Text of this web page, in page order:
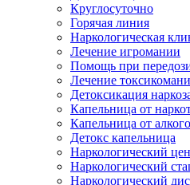
Круглосуточно
Горячая линия
Наркологическая
Лечение игромании
Помощь при
Лечение
Детоксикация
Капельница от
Капельница от
Детокс капельница
Наркологический
Наркологический
Наркологический